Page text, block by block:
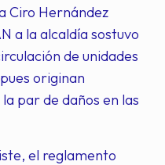
Ciro Hernández
a la alcaldía sostuvo
de unidades
originan
par de daños en las
el reglamento